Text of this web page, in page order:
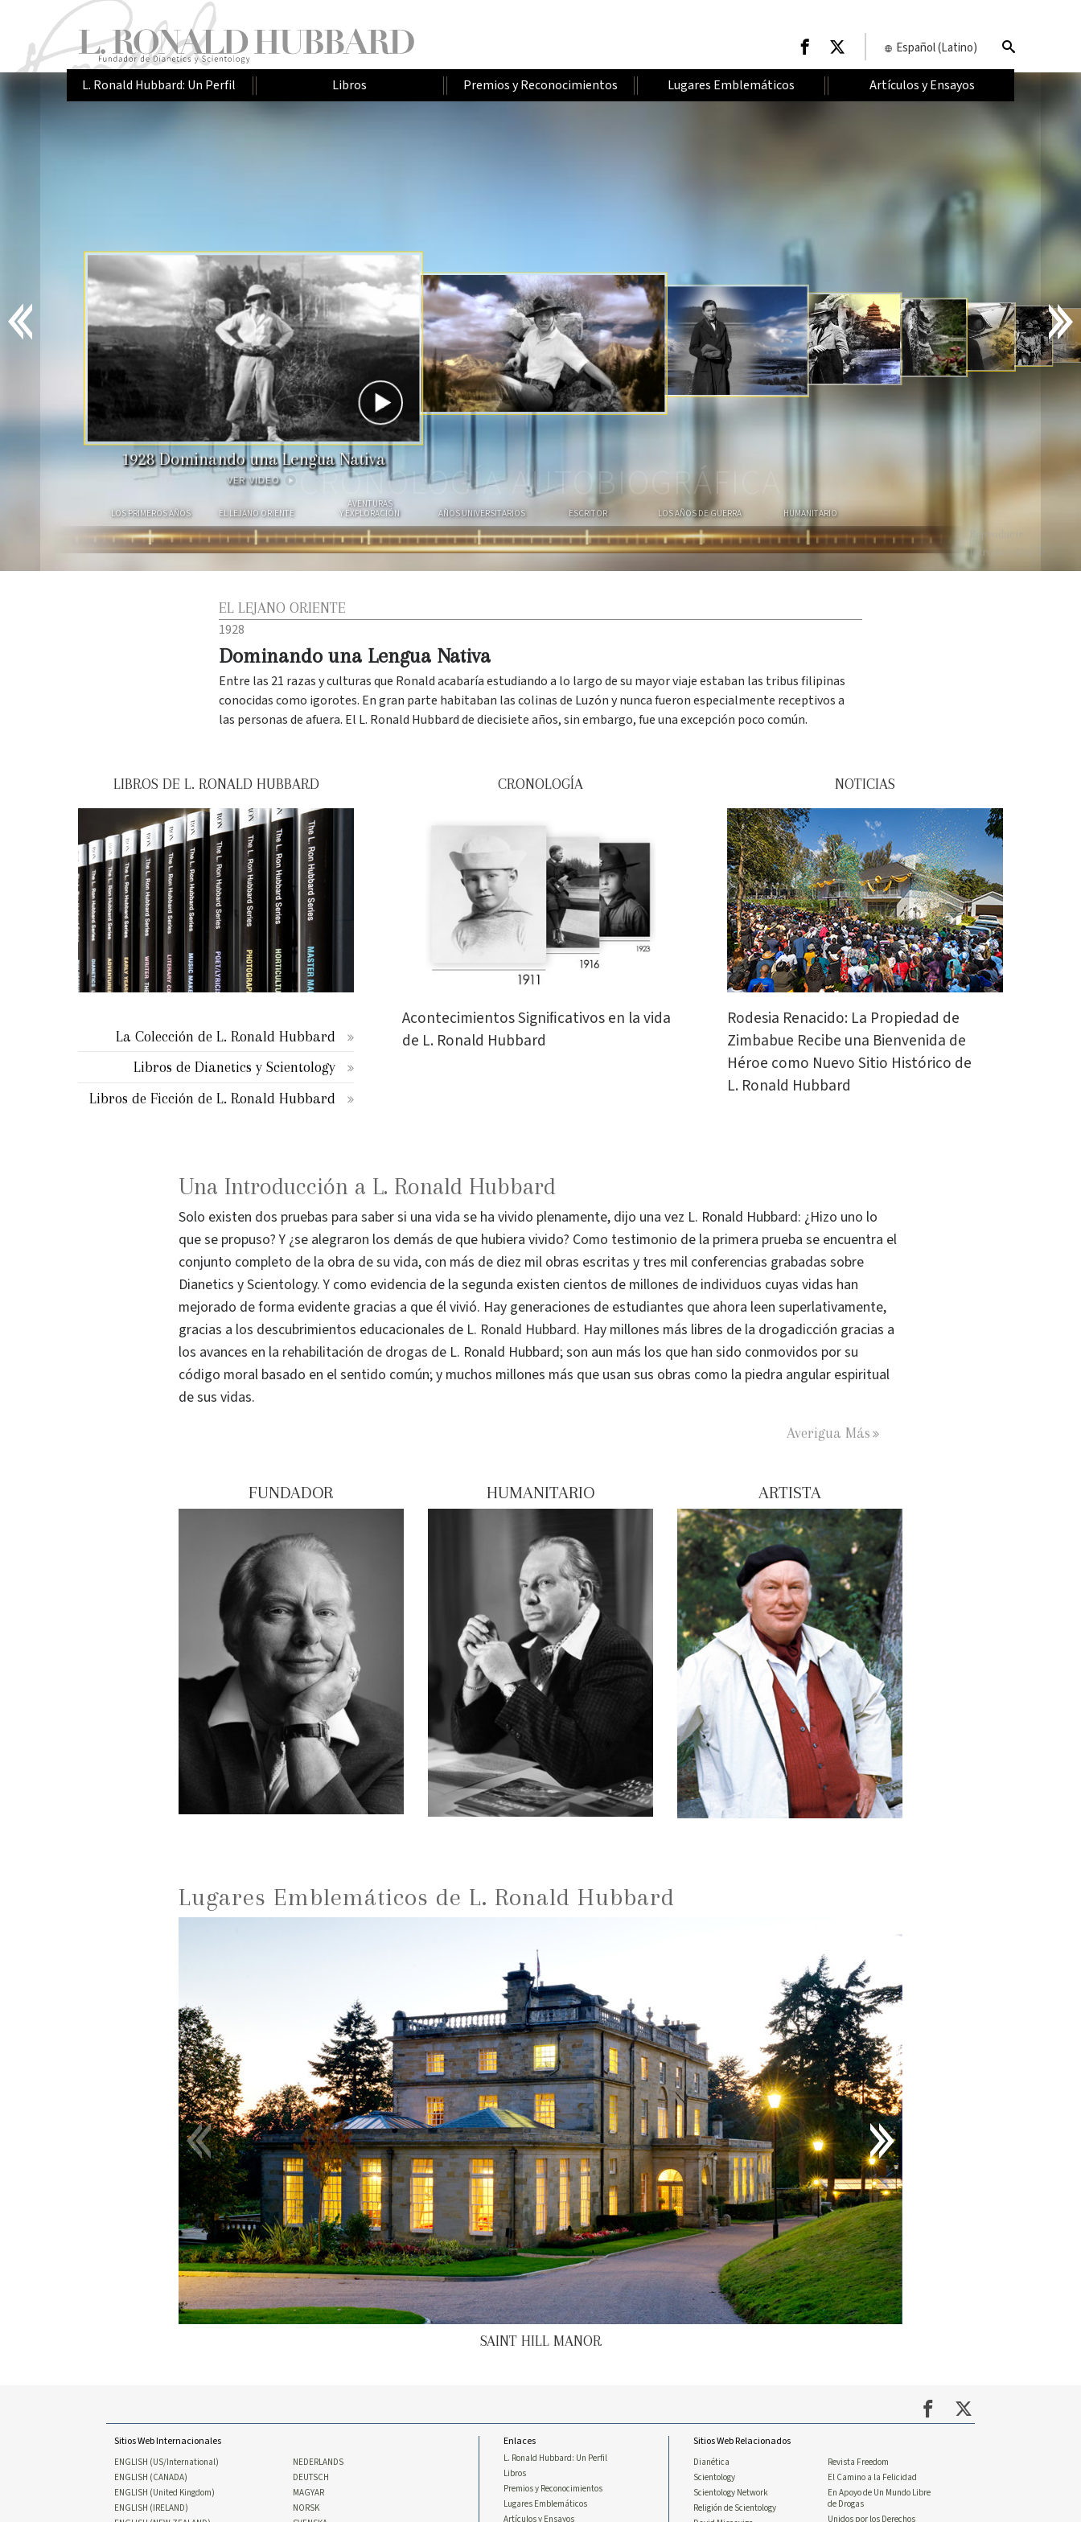
Español (Latino)
L. Ronald Hubbard: Un Perfil Libros Premios y Reconocimientos Lugares Emblemáticos Artículos y Ensayos
1928 Dominando una Lengua Nativa
VER VIDEO
C
C
I
Ó
N
T
A
I
O
Ñ
O
S
D
G
U
A
T
O
R
E
R
S
I
D
A
D
T
U
R
E
R
O
E
J
A
N
O
O
R
I
N
E
R
I
M
E
R
O
S
A
Ñ
O
S
CRONOLOGÍA AUTOBIOGRÁFICA
LOS PRIMEROS AÑOS EL LEJANO ORIENTE
AVENTURAS
Y EXPLORACIÓN
AÑOS UNIVERSITARIOS ESCRITOR LOS AÑOS DE GUERRA
HUMANITARIO
Reproducir
Introducción
EL LEJANO ORIENTE
1928
Dominando una Lengua Nativa
Entre las 21 razas y culturas que Ronald acabaría estudiando a lo largo de su mayor viaje estaban las tribus filipinas
conocidas como igorotes. En gran parte habitaban las colinas de Luzón y nunca fueron especialmente receptivos a
las personas de afuera. El L. Ronald Hubbard de diecisiete años, sin embargo, fue una excepción poco común.
LIBROS DE L. RONALD HUBBARD
La Colección de L. Ronald Hubbard
Libros de Dianetics y Scientology
Libros de Ficción de L. Ronald Hubbard
CRONOLOGÍA
Acontecimientos Signiﬁcativos en la vida
de L. Ronald Hubbard
NOTICIAS
Rodesia Renacido: La Propiedad de
Zimbabue Recibe una Bienvenida de
Héroe como Nuevo Sitio Histórico de
L. Ronald Hubbard
Una Introducción a L. Ronald Hubbard
Solo existen dos pruebas para saber si una vida se ha vivido plenamente, dijo una vez L. Ronald Hubbard: ¿Hizo uno lo
que se propuso? Y ¿se alegraron los demás de que hubiera vivido? Como testimonio de la primera prueba se encuentra el
conjunto completo de la obra de su vida, con más de diez mil obras escritas y tres mil conferencias grabadas sobre
Dianetics y Scientology. Y como evidencia de la segunda existen cientos de millones de individuos cuyas vidas han
mejorado de forma evidente gracias a que él vivió. Hay generaciones de estudiantes que ahora leen superlativamente,
gracias a los descubrimientos educacionales de L. Ronald Hubbard. Hay millones más libres de la drogadicción gracias a
los avances en la rehabilitación de drogas de L. Ronald Hubbard; son aun más los que han sido conmovidos por su
código moral basado en el sentido común; y muchos millones más que usan sus obras como la piedra angular espiritual
de sus vidas.
Averigua Más
FUNDADOR HUMANITARIO ARTISTA
Lugares Emblemáticos de L. Ronald Hubbard
SAINT HILL MANOR
Sitios Web Internacionales
ENGLISH (US/International)
ENGLISH (CANADA)
ENGLISH (United Kingdom)
ENGLISH (IRELAND)
NEDERLANDS
DEUTSCH
MAGYAR
NORSK
Enlaces
L. Ronald Hubbard: Un Perfil
Libros
Premios y Reconocimientos
Lugares Emblemáticos
Artículos y Ensayos
Sitios Web Relacionados
Dianética
Scientology
Scientology Network
Religión de Scientology
Revista Freedom
El Camino a la Felicidad
En Apoyo de Un Mundo Libre
de Drogas
Unidos por los Derechos